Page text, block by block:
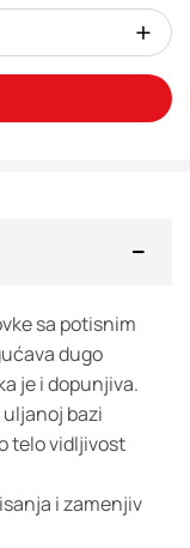
+
sa potisnim
dugo
je i dopunjiva.
bazi
telo vidljivost
i zamenjiv